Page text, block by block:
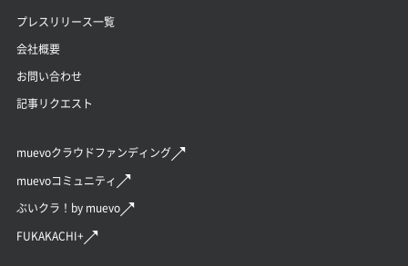
プレスリリース一覧
会社概要
お問い合わせ
記事リクエスト
muevoクラウドファンディング
muevoコミュニティ
ぶいクラ！by muevo
FUKAKACHI+